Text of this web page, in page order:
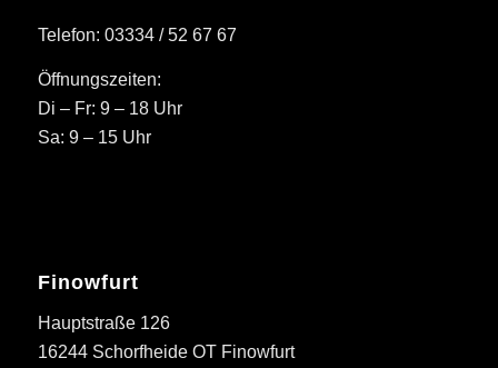
Telefon: 03334 / 52 67 67
Öffnungszeiten:
Di – Fr: 9 – 18 Uhr
Sa: 9 – 15 Uhr
Finowfurt
Hauptstraße 126
16244 Schorfheide OT Finowfurt